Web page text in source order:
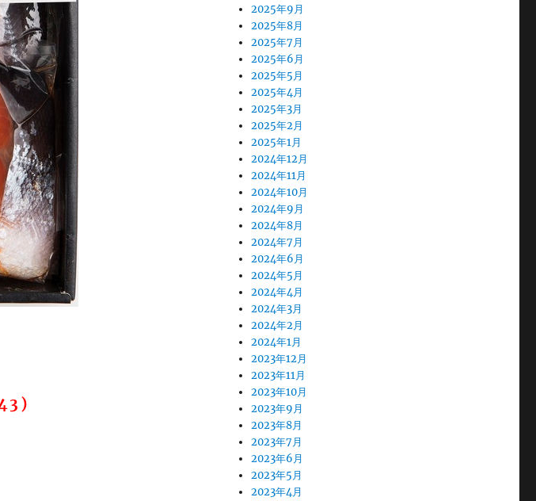
2025年9月
2025年8月
2025年7月
2025年6月
2025年5月
2025年4月
2025年3月
2025年2月
2025年1月
2024年12月
2024年11月
2024年10月
2024年9月
2024年8月
2024年7月
2024年6月
2024年5月
2024年4月
2024年3月
2024年2月
2024年1月
2023年12月
2023年11月
2023年10月
2023年9月
2023年8月
2023年7月
2023年6月
2023年5月
2023年4月